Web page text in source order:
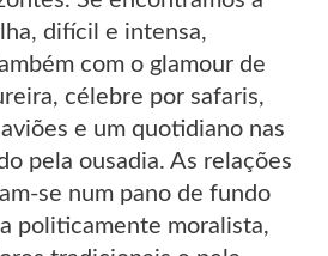
difícil e intensa,
com o glamour de
célebre por safaris,
e um quotidiano nas
pela ousadia. As relações
se num pano de fundo
politicamente moralista,